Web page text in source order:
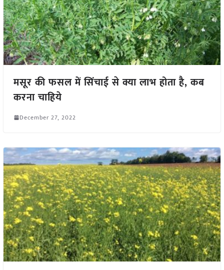
मसूर की फसल में सिंचाई से क्या लाभ होता है, कब
करना चाहिये
December 27, 2022